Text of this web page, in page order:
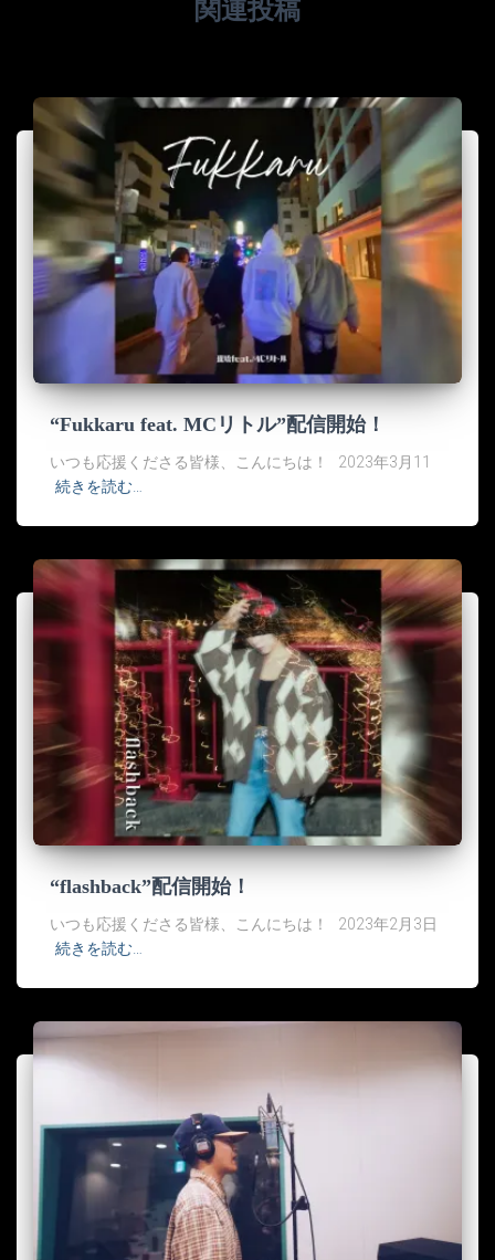
関連投稿
“Fukkaru feat. MCリトル”配信開始！
いつも応援くださる皆様、こんにちは！ 2023年3月11
続きを読む…
“flashback”配信開始！
いつも応援くださる皆様、こんにちは！ 2023年2月3日
続きを読む…